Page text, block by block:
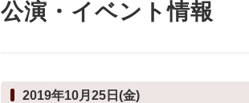
公演・イベント情報
2019年10月25日(金)